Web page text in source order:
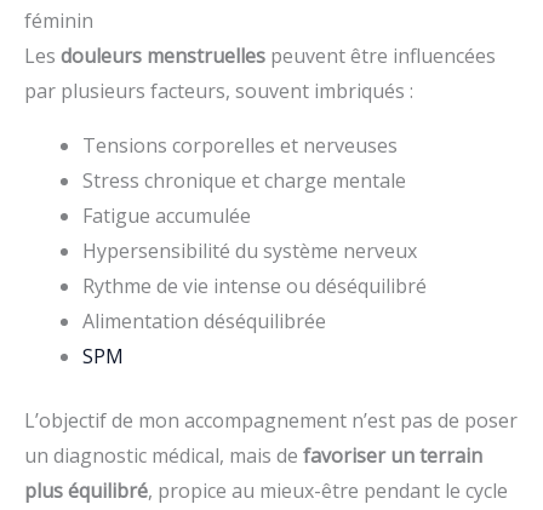
féminin
Les douleurs menstruelles peuvent être influencées
par plusieurs facteurs, souvent imbriqués :
Tensions corporelles et nerveuses
Stress chronique et charge mentale
Fatigue accumulée
Hypersensibilité du système nerveux
Rythme de vie intense ou déséquilibré
Alimentation déséquilibrée
SPM
L’objectif de mon accompagnement n’est pas de poser
un diagnostic médical, mais de favoriser un terrain
plus équilibré, propice au mieux-être pendant le cycle